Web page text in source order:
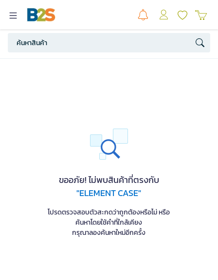
ขออภัย! ไม่พบสินค้าที่ตรงกับ
"ELEMENT CASE"
โปรดตรวจสอบตัวสะกดว่าถูกต้องหรือไม่ หรือ
ค้นหาโดยใช้คำที่ใกล้เคียง
กรุณาลองค้นหาใหม่อีกครั้ง